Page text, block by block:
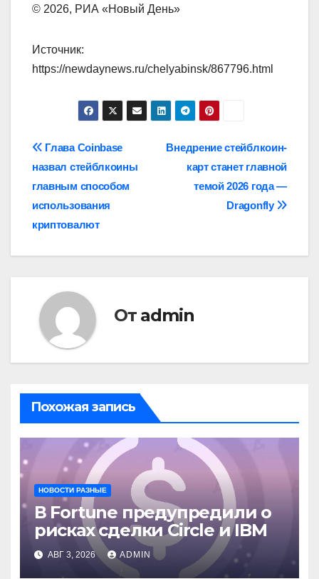
© 2026, РИА «Новый День»
Источник:
https://newdaynews.ru/chelyabinsk/867796.html
Навигация
по
записям
Внедрение стейблкоин-
карт станет главной
темой 2026 года —
Dragonfly
Глава Coinbase
назвал стейблкоины
главным способом
использования
криптовалют
От admin
Похожая запись
НОВОСТИ РАЗНЫЕ
В Fortune предупредили о
рисках сделки Circle и IBM
АВГ 3, 2026 ADMIN